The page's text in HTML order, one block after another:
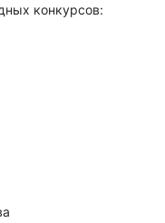
конкурсов: